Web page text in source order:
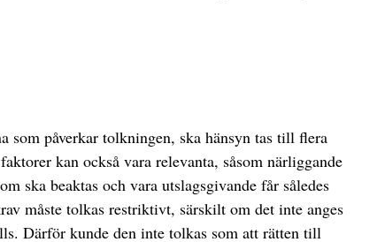
som påverkar tolkningen, ska hänsyn tas till flera
kan också vara relevanta, såsom närliggande
ska beaktas och vara utslagsgivande får således
måste tolkas restriktivt, särskilt om det inte anges
Därför kunde den inte tolkas som att rätten till